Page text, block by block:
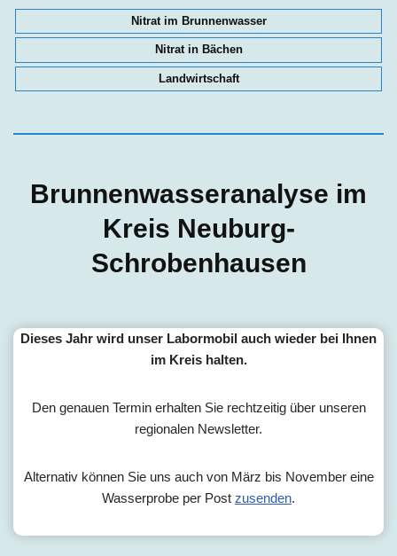
Nitrat im Brunnenwasser
Nitrat in Bächen
Landwirtschaft
Brunnenwasseranalyse im
Kreis Neuburg-
Schrobenhausen
Dieses Jahr wird unser Labormobil auch wieder bei Ihnen
im Kreis halten.
Den genauen Termin erhalten Sie rechtzeitig über unseren
regionalen Newsletter.
Alternativ können Sie uns auch von März bis November eine
Wasserprobe per Post zusenden.